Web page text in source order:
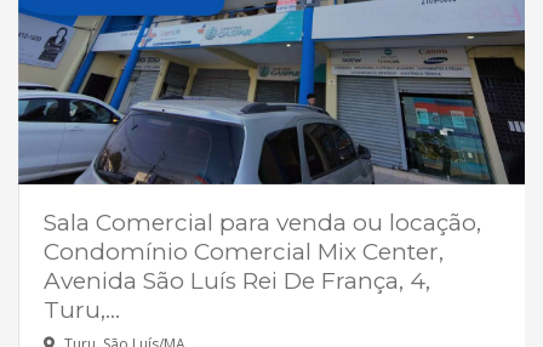
Sala Comercial para venda ou locação,
Condomínio Comercial Mix Center,
Avenida São Luís Rei De França, 4,
Turu,...